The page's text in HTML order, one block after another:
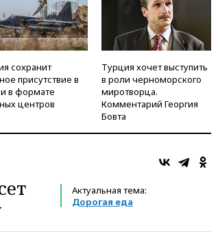
сохранит
присутствие в
в формате
центров
Турция хочет выступить
в роли черноморского
миротворца.
Комментарий Георгия
Бовта
Актуальная тема:
Дорогая еда